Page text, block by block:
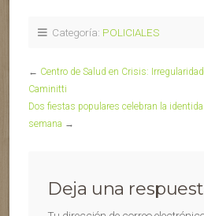
Categoría: POLICIALES
← Centro de Salud en Crisis:
Caminitti
Dos fiestas populares celebran la
semana →
Deja una